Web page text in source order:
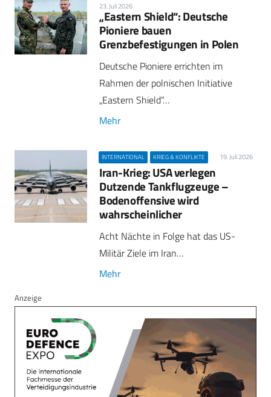
23. Juli 2026
„Eastern Shield“: Deutsche
Pioniere bauen
Grenzbefestigungen in Polen
Deutsche Pioniere errichten im
Rahmen der polnischen Initiative
„Eastern Shield“…
Mehr
INTERNATIONAL KRIEG & KONFLIKTE 19. Juli 2026
Iran-Krieg: USA verlegen
Dutzende Tankflugzeuge –
Bodenoffensive wird
wahrscheinlicher
Acht Nächte in Folge hat das US-
Militär Ziele im Iran…
Mehr
Anzeige